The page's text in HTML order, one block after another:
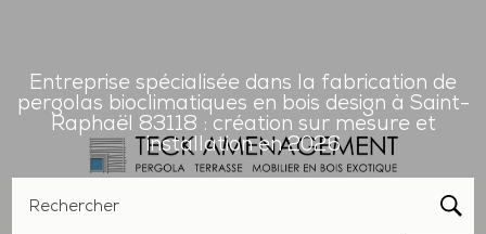
Entreprise spécialisée dans la fabrication de
pergolas bioclimatiques en bois design à Saint-
Raphaël 83118 : création sur mesure et
installation en 2026
Rechercher